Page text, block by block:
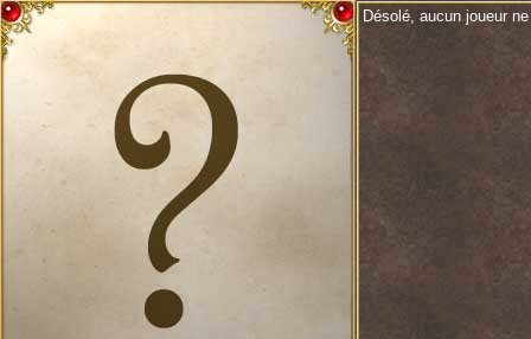
Désolé, aucun joueur